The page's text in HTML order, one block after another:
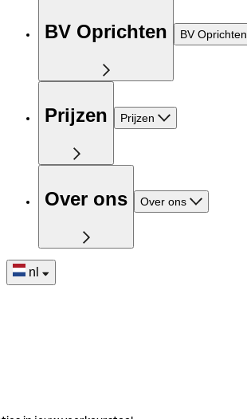
BV Oprichten BV Oprichten
Prijzen Prijzen
Over ons Over ons
nl